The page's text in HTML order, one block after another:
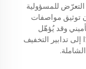
للمسؤولية
توثيق مواصفات
وقد يُؤهّل
تدابير التخفيف